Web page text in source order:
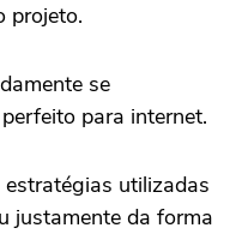
projeto.
se
para internet.
utilizadas
justamente da forma